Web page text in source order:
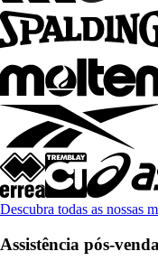
Descubra todas as nossas
Assistência pós-